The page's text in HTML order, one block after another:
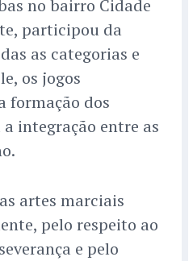
no bairro Cidade
participou da
as categorias e
os jogos
formação dos
integração entre as
artes marciais
pelo respeito ao
e pelo